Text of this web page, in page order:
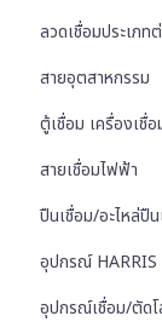
ลวดเชื่อมประเภท
สายอุตสาหกรรม
ตู้เชื่อม เครื่องเชื่
สายเชื่อมไฟฟ้า
ปืนเชื่อม/อะไหล่ปื
อุปกรณ์ HARRIS
อุปกรณ์เชื่อม/ตัดโ